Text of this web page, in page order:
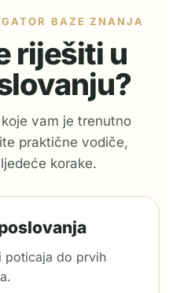
BAZE ZNANJA
riješiti u
vam je trenutno
praktične vodiče,
korake.
poticaja do prvih